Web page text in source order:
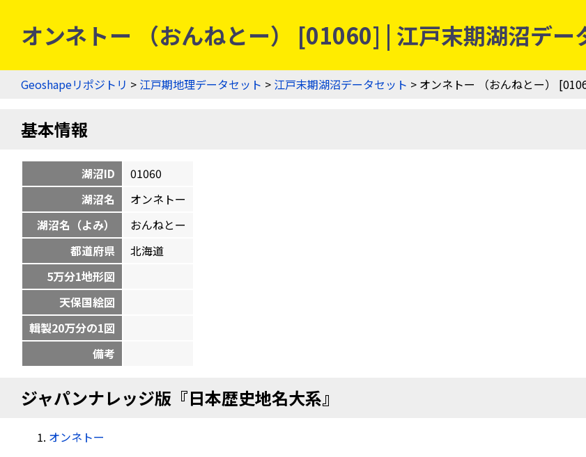
オンネトー （おんねとー） [01060] | 江戸末期湖沼デー
Geoshapeリポジトリ > 江戸期地理データセット > 江戸末期湖沼データセット > オンネトー （おんねとー）
基本情報
湖沼ID
01060
湖沼名
オンネトー
湖沼名（よみ）
おんねとー
都道府県
北海道
5万分1地形図
天保国絵図
輯製20万分の1図
備考
ジャパンナレッジ版『日本歴史地名大系』
オンネトー